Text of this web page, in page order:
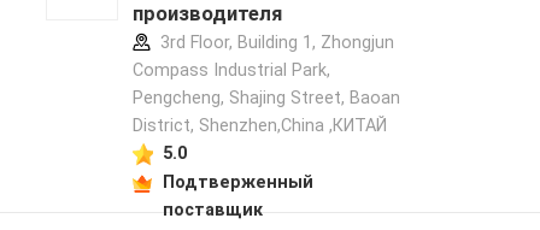
производителя
3rd Floor, Building 1, Zhongjun
Compass Industrial Park,
Pengcheng, Shajing Street, Baoan
District, Shenzhen,China ,КИТАЙ
5.0
Подтверженный
поставщик